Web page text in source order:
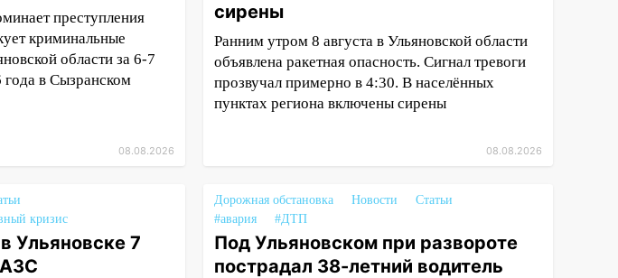
преступления
криминальные
области за 6-7
года в Сызранском
08.08.2026
сирены
Ранним утром 8 августа в Ульяновской области
объявлена ракетная опасность. Сигнал тревоги
прозвучал примерно в 4:30. В населённых
пунктах региона включены сирены
08.08.2026
кризис
Ульяновске 7
АЗС
Дорожная обстановка Новости
Статьи
#авария
#ДТП
Под Ульяновском при развороте
пострадал 38-летний водитель